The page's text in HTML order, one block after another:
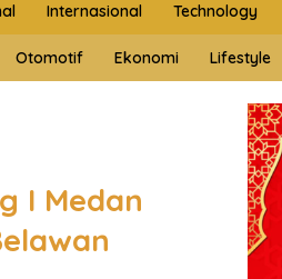
Internasional Technology
Otomotif Ekonomi Lifestyle
I Medan